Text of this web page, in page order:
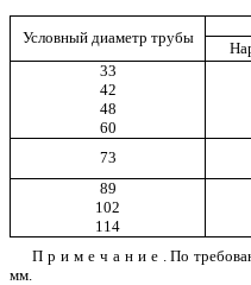
Условный диаметр трубы
33
42
48
60
73
89
102
114
Примечание . По
мм.